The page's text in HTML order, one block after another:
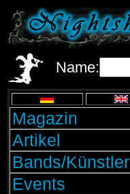
Name:
Magazin
Artikel
Bands/Künstler
Events